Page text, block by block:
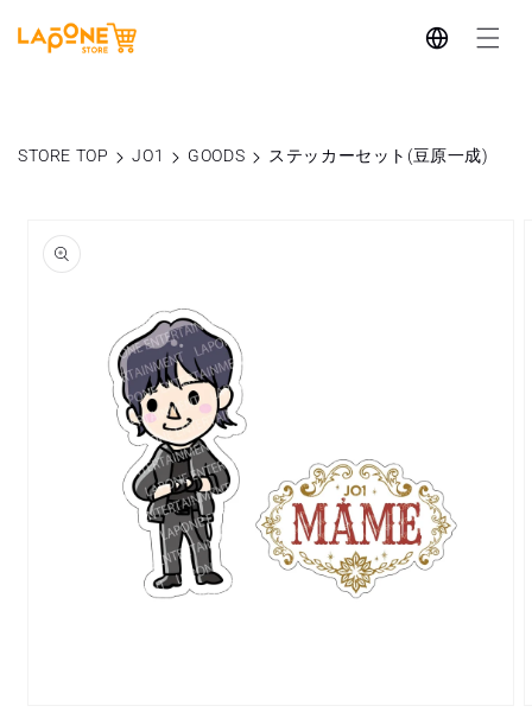
ンツに
進む
言
語
STORE TOP JO1 GOODS ステッカーセット(豆原一成)
報にス
キップ